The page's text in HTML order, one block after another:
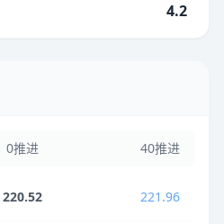
4.2
0推进 40推进
220.52 221.96